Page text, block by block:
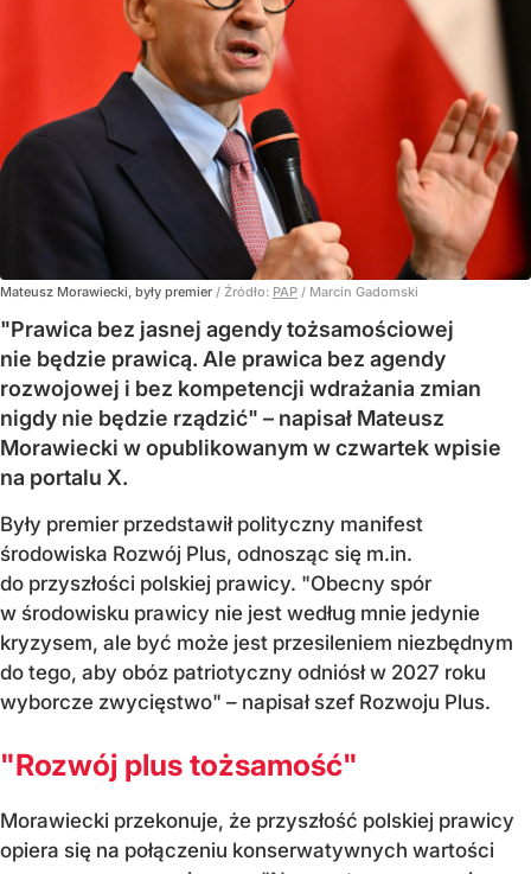
Mateusz Morawiecki, były premier / Źródło: PAP / Marcin Gadomski
"Prawica bez jasnej agendy tożsamościowej
nie będzie prawicą. Ale prawica bez agendy
rozwojowej i bez kompetencji wdrażania zmian
nigdy nie będzie rządzić" – napisał Mateusz
Morawiecki w opublikowanym w czwartek wpisie
na portalu X.
Były premier przedstawił polityczny manifest
środowiska Rozwój Plus, odnosząc się m.in.
do przyszłości polskiej prawicy. "Obecny spór
w środowisku prawicy nie jest według mnie jedynie
kryzysem, ale być może jest przesileniem niezbędnym
do tego, aby obóz patriotyczny odniósł w 2027 roku
wyborcze zwycięstwo" – napisał szef Rozwoju Plus.
"Rozwój plus tożsamość"
Morawiecki przekonuje, że przyszłość polskiej prawicy
opiera się na połączeniu konserwatywnych wartości